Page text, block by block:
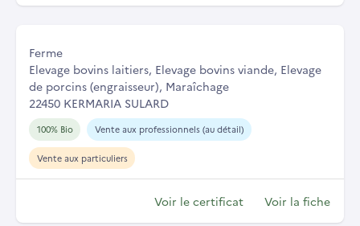
Ferme
Elevage bovins laitiers, Elevage bovins viande, Elevage
de porcins (engraisseur), Maraîchage
22450 KERMARIA SULARD
100% Bio Vente aux professionnels (au détail)
Vente aux particuliers
Voir le certificat Voir la fiche